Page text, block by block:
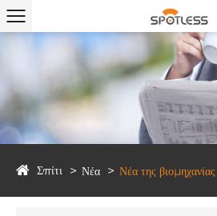
Σπίτι Νέα Νέα της βιομηχανίας